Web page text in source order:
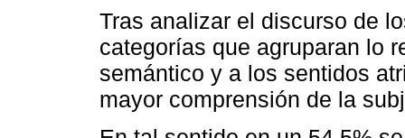
Tras analizar el discurso de
categorías que agruparan lo
semántico y a los sentidos
mayor comprensión de la